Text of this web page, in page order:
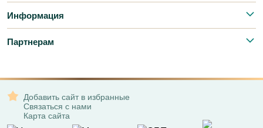
Информация
Партнерам
Добавить сайт в избранные
Связаться с нами
Карта сайта